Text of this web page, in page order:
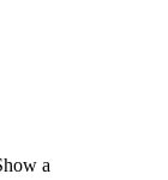
a